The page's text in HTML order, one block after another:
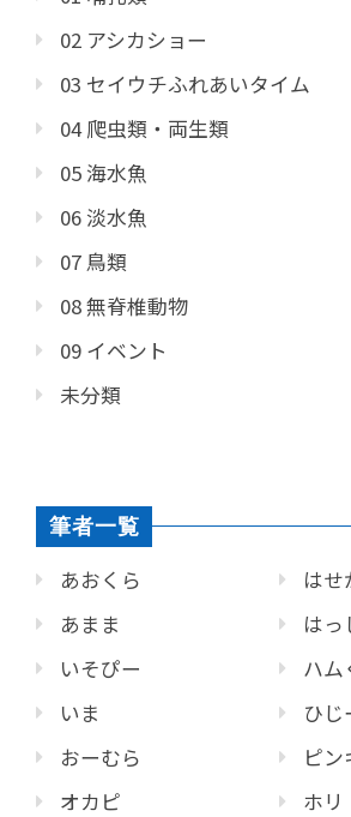
02 アシカショー
03 セイウチふれあいタイム
04 爬虫類・両生類
05 海水魚
06 淡水魚
07 鳥類
08 無脊椎動物
09 イベント
未分類
筆者一覧
あおくら
あまま
いそぴー
いま
おーむら
オカピ
はせ
はっ
ハム
ひじ
ピン
ホリ